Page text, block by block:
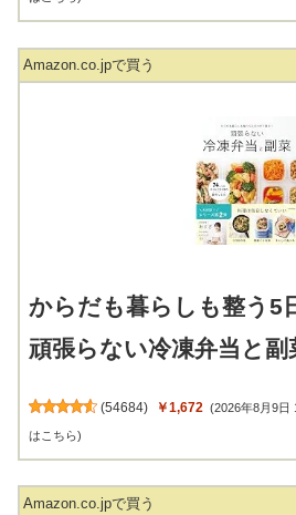
Amazon.co.jpで買う
からだも暮らしも整う5
頑張らない冷凍弁当と副
(54684) ￥1,672 (2026年8月9日
はこちら)
Amazon.co.jpで買う